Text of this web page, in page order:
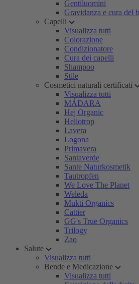
Gentiluomini
Gravidanza e cura del
Capelli
Visualizza tutti
Colorazione
Condizionatore
Cura dei capelli
Shampoo
Stile
Cosmetici naturali certificati
Visualizza tutti
MÁDARA
Hej Organic
Heliotrop
Lavera
Logona
Primavera
Santaverde
Sante Naturkosmetik
Tautropfen
We Love The Planet
Weleda
Mukti Organics
Cattier
GG's True Organics
Trilogy
Zao
Salute
Visualizza tutti
Bende e Medicazione
Visualizza tutti